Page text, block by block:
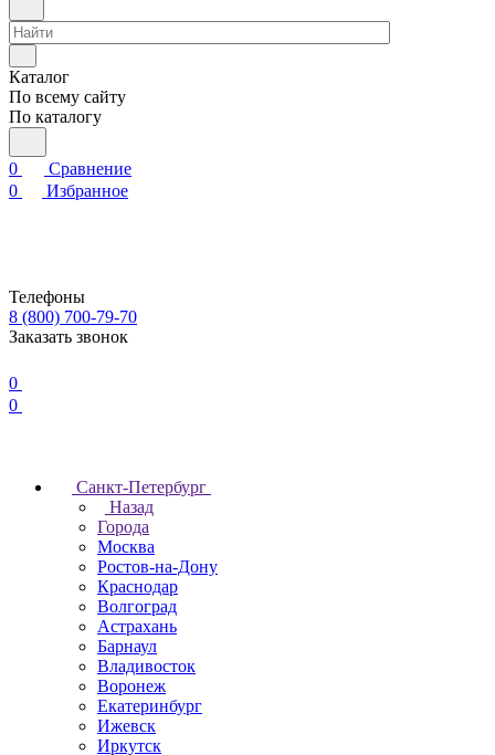
Каталог
По всему сайту
По каталогу
0
Сравнение
0
Избранное
Телефоны
8 (800) 700-79-70
Заказать звонок
0
0
Санкт-Петербург
Назад
Города
Москва
Ростов-на-Дону
Краснодар
Волгоград
Астрахань
Барнаул
Владивосток
Воронеж
Екатеринбург
Ижевск
Иркутск